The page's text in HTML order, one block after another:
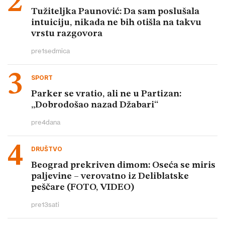
Tužiteljka Paunović: Da sam poslušala
intuiciju, nikada ne bih otišla na takvu
vrstu razgovora
pre1sedmica
SPORT
Parker se vratio, ali ne u Partizan:
„Dobrodošao nazad Džabari“
pre4dana
DRUŠTVO
Beograd prekriven dimom: Oseća se miris
paljevine – verovatno iz Deliblatske
peščare (FOTO, VIDEO)
pre13sati